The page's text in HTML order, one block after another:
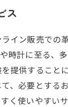
ス
イン販売での
時計に至る、
提供すること
、必要とする
く使いやすい